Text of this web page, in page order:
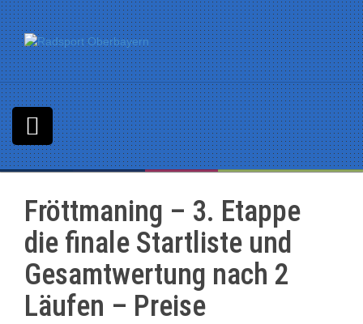
S
k
p
t
o
c
o
n
t
Fröttmaning – 3. Etappe
die finale Startliste und
Gesamtwertung nach 2
Läufen – Preise